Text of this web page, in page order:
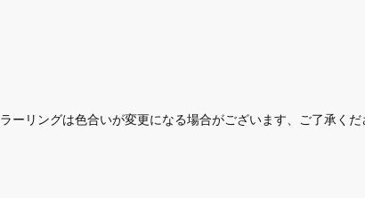
ーリングは色合いが変更になる場合がございます、ご了承くだ